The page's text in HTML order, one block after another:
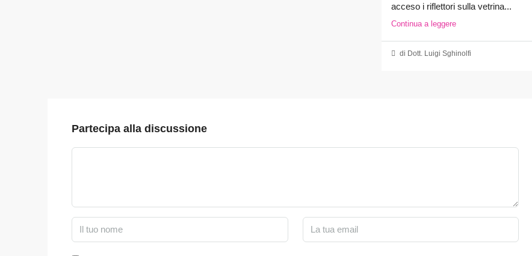
acceso i riflettori sulla vetrina...
Continua a leggere
di Dott. Luigi Sghinolfi
Partecipa alla discussione